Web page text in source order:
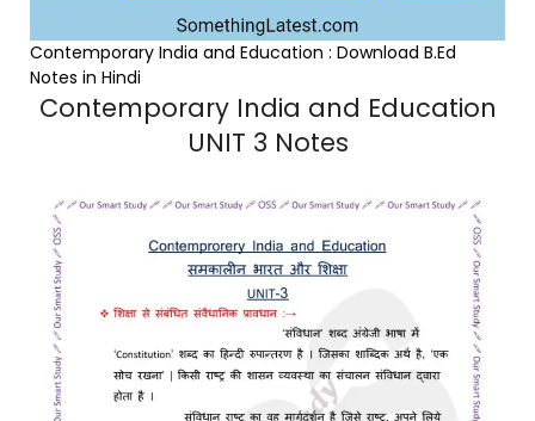
Contemporary India and Education : Download B.Ed
Notes in Hindi
Contemporary India and Education
UNIT 3 Notes